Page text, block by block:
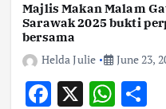
Majlis Makan Malam
Sarawak 2025 bukti
bersama
Helda Julie
June 23,
F X W